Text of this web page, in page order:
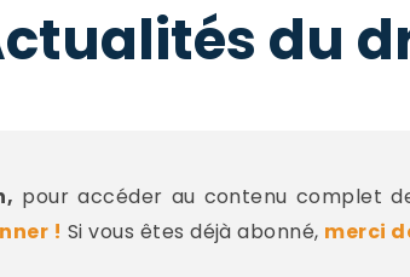
du
pour accéder au contenu complet
! Si vous êtes déjà abonné, merci